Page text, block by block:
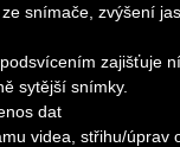
snímače, zvýšení
zajišťuje
sytější snímky.
dat
videa, střihu/